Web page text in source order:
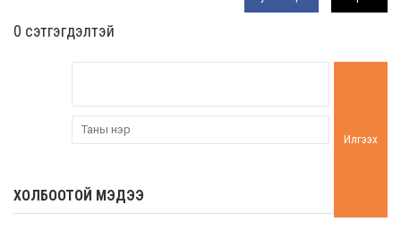
0 cэтгэгдэлтэй
Илгээх
ХОЛБООТОЙ МЭДЭЭ